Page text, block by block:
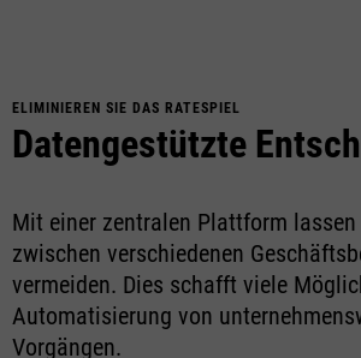
ELIMINIEREN SIE DAS RATESPIEL
Datengestützte
Mit einer zentralen Plattform
zwischen verschiedenen
vermeiden. Dies schafft viele
Automatisierung von
Vorgängen.